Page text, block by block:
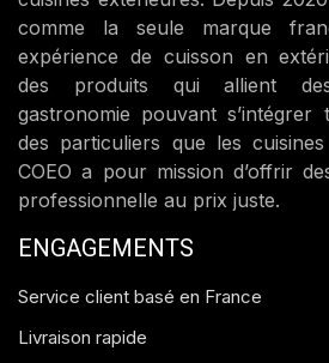
comme la seule marque
expérience de cuisson en
des produits qui allient
gastronomie pouvant s’intégrer
des particuliers que les
COEO a pour mission d’offrir
professionnelle au prix juste.
ENGAGEMENTS
Service client basé en France
Livraison rapide